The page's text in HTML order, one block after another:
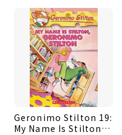
Geronimo Stilton 19:
My Name Is Stilton,